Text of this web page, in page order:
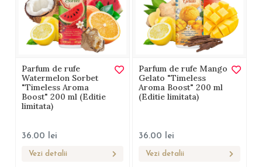
Parfum de rufe
Watermelon Sorbet
"Timeless Aroma
Boost" 200 ml (Editie
limitata)
36.00 lei
Vezi detalii
Parfum de rufe Mango
Gelato "Timeless
Aroma Boost" 200 ml
(Editie limitata)
36.00 lei
Vezi detalii